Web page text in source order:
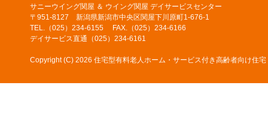
サニーウイング関屋 ＆ ウイング関屋 デイサービスセンター
〒951-8127 新潟県新潟市中央区関屋下川原町1-676-1
TEL.（025）234-6155 FAX.（025）234-6166
デイサービス直通（025）234-6161
Copyright (C) 2026 住宅型有料老人ホーム・サービス付き高齢者向け住